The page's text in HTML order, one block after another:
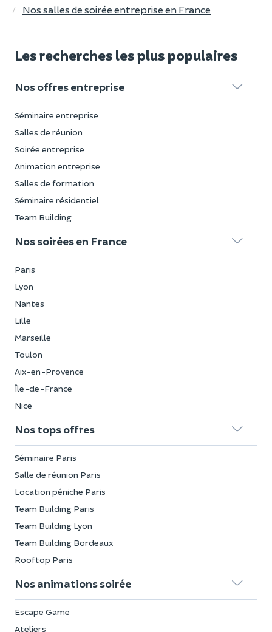
Nos salles de soirée entreprise en France
Les recherches les plus populaires
Nos offres entreprise
Séminaire entreprise
Salles de réunion
Soirée entreprise
Animation entreprise
Salles de formation
Séminaire résidentiel
Team Building
Nos soirées en France
Paris
Lyon
Nantes
Lille
Marseille
Toulon
Aix-en-Provence
Île-de-France
Nice
Nos tops offres
Séminaire Paris
Salle de réunion Paris
Location péniche Paris
Team Building Paris
Team Building Lyon
Team Building Bordeaux
Rooftop Paris
Nos animations soirée
Escape Game
Ateliers